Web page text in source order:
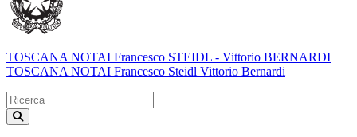
TOSCANA NOTAI Francesco STEIDL - Vittorio BERNARDI
TOSCANA NOTAI Francesco Steidl Vittorio Bernardi